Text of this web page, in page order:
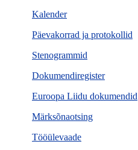
Kalender
Päevakorrad ja protokollid
Stenogrammid
Dokumendiregister
Euroopa Liidu dokumendid
Märksõnaotsing
Tööülevaade